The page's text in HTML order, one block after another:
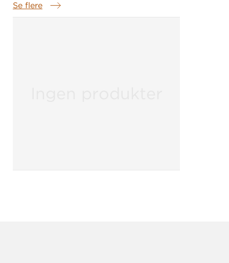
Se flere
Samme serie